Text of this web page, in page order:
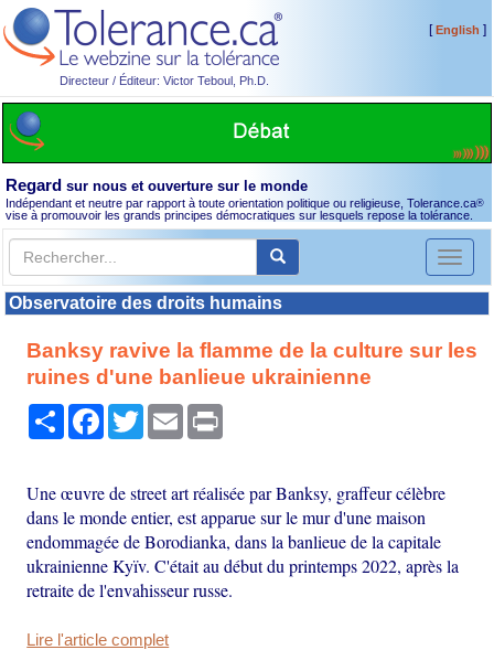
Directeur / Éditeur: Victor Teboul, Ph.D.
[English ]
Regard sur nous et ouverture sur le monde
Indépendant et neutre par rapport à toute orientation politique ou religieuse, Tolerance.ca®
vise à promouvoir les grands principes démocratiques sur lesquels repose la tolérance.
Toggle
Observatoire des droits humains
Banksy ravive la flamme de la culture sur les
ruines d'une banlieue ukrainienne
PartagerFacebook
TwitterEmail
Une œuvre de street art réalisée par Banksy, graffeur célèbre
dans le monde entier, est apparue sur le mur d'une maison
endommagée de Borodianka, dans la banlieue de la capitale
ukrainienne Kyïv. C'était au début du printemps 2022, après la
retraite de l'envahisseur russe.
Lire l'article complet